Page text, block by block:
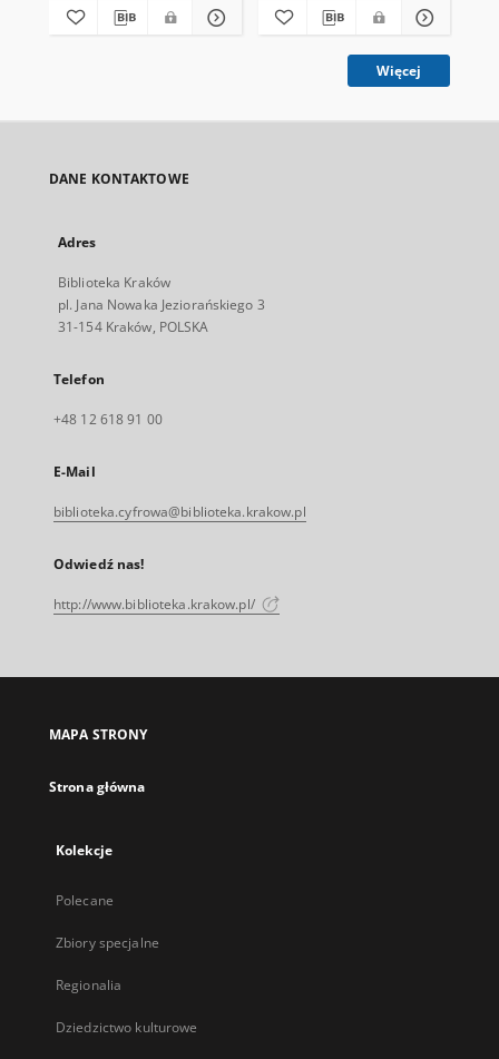
Więcej
DANE KONTAKTOWE
Adres
Biblioteka Kraków
pl. Jana Nowaka Jeziorańskiego 3
31-154 Kraków, POLSKA
Telefon
+48 12 618 91 00
E-Mail
biblioteka.cyfrowa@biblioteka.krakow.pl
Odwiedź nas!
http://www.biblioteka.krakow.pl/
MAPA STRONY
Strona główna
Kolekcje
Polecane
Zbiory specjalne
Regionalia
Dziedzictwo kulturowe